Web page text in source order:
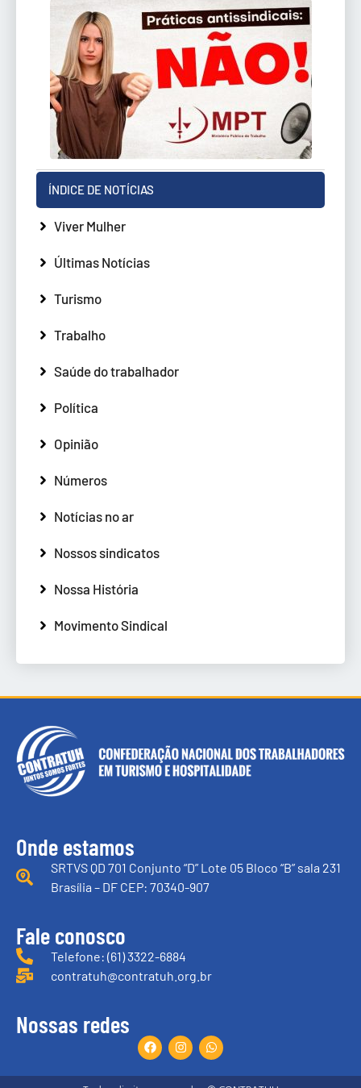
ÍNDICE DE NOTÍCIAS
Viver Mulher
Últimas Notícias
Turismo
Trabalho
Saúde do trabalhador
Política
Opinião
Números
Notícias no ar
Nossos sindicatos
Nossa História
Movimento Sindical
Onde estamos
SRTVS QD 701 Conjunto “D” Lote 05 Bloco “B” sala 231
Brasília – DF CEP: 70340-907
Fale conosco
Telefone: (61) 3322-6884
contratuh@contratuh.org.br
Nossas redes